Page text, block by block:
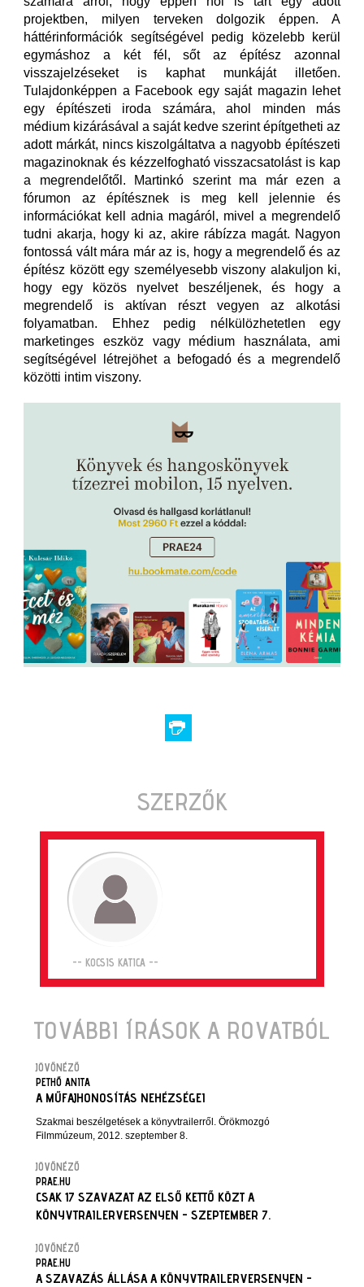
projektben, milyen terveken dolgozik éppen. A
háttérinformációk segítségével pedig közelebb kerül
egymáshoz a két fél, sőt az építész azonnal
visszajelzéseket is kaphat munkáját illetően.
Tulajdonképpen a Facebook egy saját magazin lehet
egy építészeti iroda számára, ahol minden más
médium kizárásával a saját kedve szerint építgetheti az
adott márkát, nincs kiszolgáltatva a nagyobb építészeti
magazinoknak és kézzelfogható visszacsatolást is kap
a megrendelőtől. Martinkó szerint ma már ezen a
fórumon az építésznek is meg kell jelennie és
információkat kell adnia magáról, mivel a megrendelő
tudni akarja, hogy ki az, akire rábízza magát. Nagyon
fontossá vált mára már az is, hogy a megrendelő és az
építész között egy személyesebb viszony alakuljon ki,
hogy egy közös nyelvet beszéljenek, és hogy a
megrendelő is aktívan részt vegyen az alkotási
folyamatban. Ehhez pedig nélkülözhetetlen egy
marketinges eszköz vagy médium használata, ami
segítségével létrejöhet a befogadó és a megrendelő
közötti intim viszony.
SZERZŐK
-- KOCSIS KATICA --
TOVÁBBI ÍRÁSOK A ROVATBÓL
JÖVŐNÉZŐ
PETHŐ ANITA
A MŰFAJHONOSÍTÁS NEHÉZSÉGEI
Szakmai beszélgetések a könyvtrailerről. Örökmozgó
Filmmúzeum, 2012. szeptember 8.
JÖVŐNÉZŐ
PRAE.HU
CSAK 17 SZAVAZAT AZ ELSŐ KETTŐ KÖZT A
KÖNYVTRAILERVERSENYEN - SZEPTEMBER 7.
JÖVŐNÉZŐ
PRAE.HU
A SZAVAZÁS ÁLLÁSA A KÖNYVTRAILERVERSENYEN -